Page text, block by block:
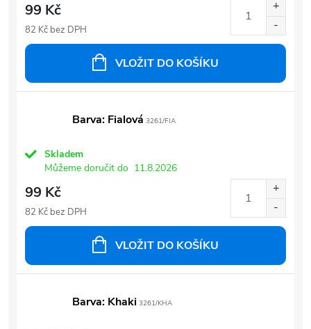
99 Kč
82 Kč bez DPH
VLOŽIT DO KOŠÍKU
Barva: Fialová 3261/FIA
Skladem
Můžeme doručit do 11.8.2026
99 Kč
82 Kč bez DPH
VLOŽIT DO KOŠÍKU
Barva: Khaki 3261/KHA